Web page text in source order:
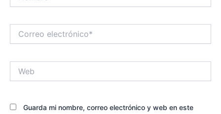
electrónico*
Guarda mi nombre, correo electrónico y web en este